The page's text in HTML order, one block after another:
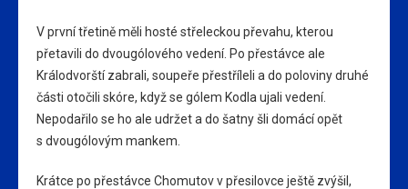
V první třetině měli hosté střeleckou převahu, kterou
přetavili do dvougólového vedení. Po přestávce ale
Králodvorští zabrali, soupeře přestříleli a do poloviny druhé
části otočili skóre, když se gólem Kodla ujali vedení.
Nepodařilo se ho ale udržet a do šatny šli domácí opět
s dvougólovým mankem.
Krátce po přestávce Chomutov v přesilovce ještě zvýšil,